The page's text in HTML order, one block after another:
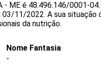
- ME é 48.496.146/0001-04.
03/11/2022. A sua situação
da nutrição.
Nome Fantasia
-